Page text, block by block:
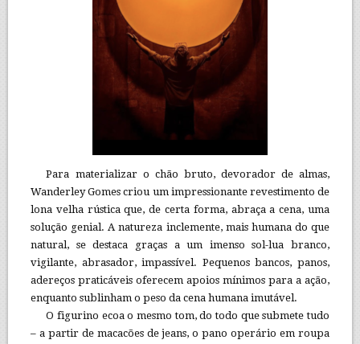
Para materializar o chão bruto, devorador de almas,
Wanderley Gomes criou um impressionante revestimento de
lona velha rústica que, de certa forma, abraça a cena, uma
solução genial. A natureza inclemente, mais humana do que
natural, se destaca graças a um imenso sol-lua branco,
vigilante, abrasador, impassível. Pequenos bancos, panos,
adereços praticáveis oferecem apoios mínimos para a ação,
enquanto sublinham o peso da cena humana imutável.
O figurino ecoa o mesmo tom, do todo que submete tudo
– a partir de macacões de jeans, o pano operário em roupa